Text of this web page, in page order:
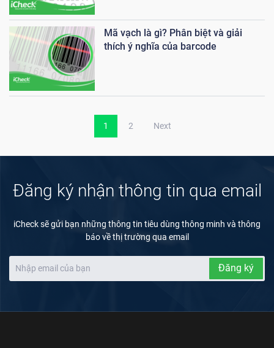
Mã vạch là gì? Phân biệt và giải
thích ý nghĩa của barcode
1 2 Next
Đăng ký nhận thông tin qua email
iCheck sẽ gửi bạn những thông tin tiêu dùng thông minh và thông
báo về thị trường qua email
Đăng ký